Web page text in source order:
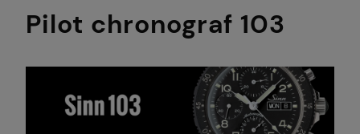
Pilot chronograf 103